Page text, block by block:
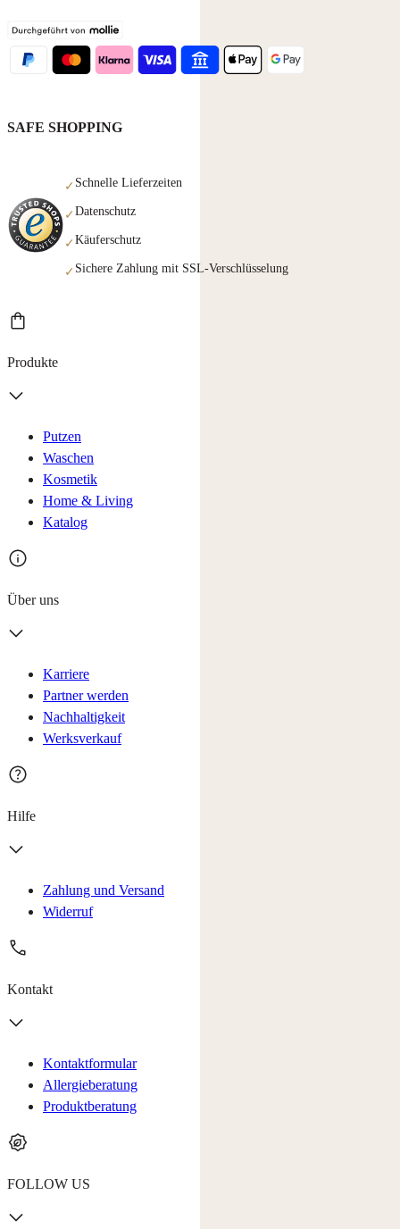
SAFE SHOPPING
✓ Schnelle Lieferzeiten
✓Datenschutz
✓Käuferschutz
✓ Sichere Zahlung mit SSL-Verschlüsselung
Produkte
Putzen
Waschen
Kosmetik
Home & Living
Katalog
Über uns
Karriere
Partner werden
Nachhaltigkeit
Werksverkauf
Hilfe
Zahlung und Versand
Widerruf
Kontakt
Kontaktformular
Allergieberatung
Produktberatung
FOLLOW US